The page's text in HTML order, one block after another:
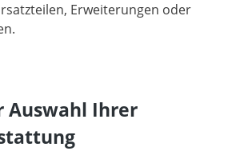
Erweiterungen oder
Auswahl Ihrer